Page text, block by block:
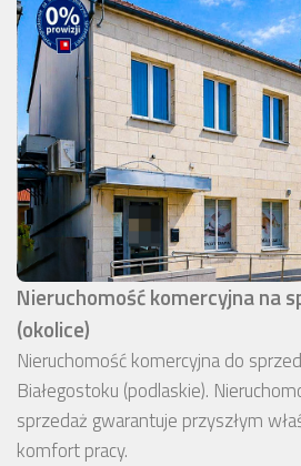
Nieruchomość komercyjna na
(okolice)
Nieruchomość komercyjna do
Białegostoku (podlaskie).
sprzedaż gwarantuje przyszłym
komfort pracy.